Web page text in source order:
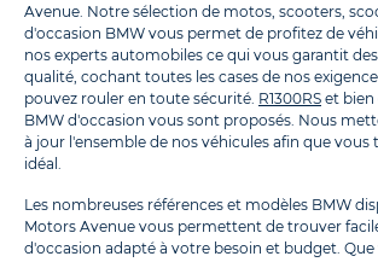
Avenue. Notre sélection de motos, scooters,
d'occasion BMW vous permet de profitez de
nos experts automobiles ce qui vous garantit
qualité, cochant toutes les cases de nos
pouvez rouler en toute sécurité. R1300RS et bien
BMW d'occasion vous sont proposés. Nous
à jour l'ensemble de nos véhicules afin que vous
idéal.
Les nombreuses références et modèles BMW
Motors Avenue vous permettent de trouver
d'occasion adapté à votre besoin et budget. Que